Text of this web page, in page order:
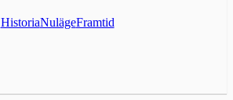
HistoriaNulägeFramtid